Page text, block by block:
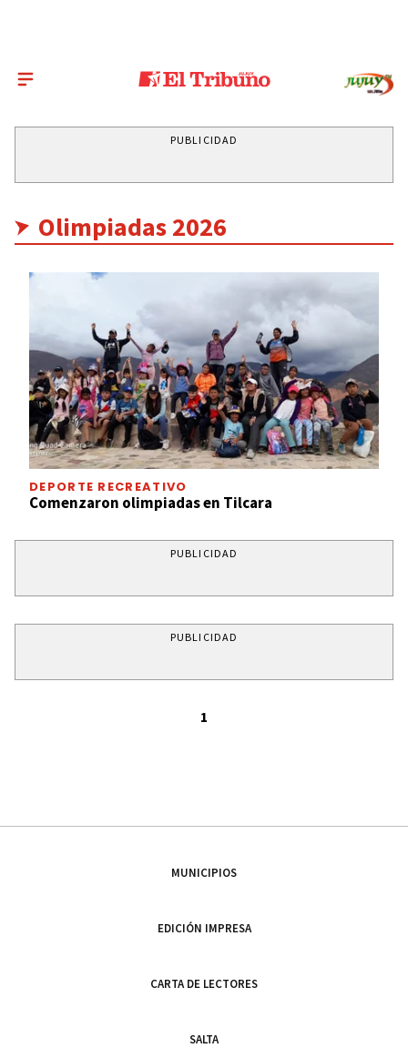
PUBLICIDAD
Olimpiadas 2026
DEPORTE RECREATIVO
Comenzaron olimpiadas en Tilcara
PUBLICIDAD
PUBLICIDAD
1
MUNICIPIOS
EDICIÓN IMPRESA
CARTA DE LECTORES
SALTA